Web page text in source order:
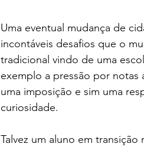
Uma eventual mudança de
incontáveis desafios que o
tradicional vindo de uma
exemplo a pressão por
uma imposição e sim uma
curiosidade.
Talvez um aluno em